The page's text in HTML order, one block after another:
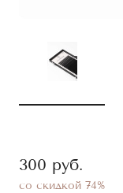
300 руб.
со скидкой 74%